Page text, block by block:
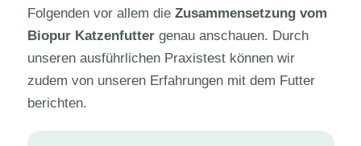
Folgenden vor allem die Zusammensetzung vom
Biopur Katzenfuttergenau anschauen. Durch
unseren ausführlichen Praxistest können wir
zudem von unseren Erfahrungen mit dem Futter
berichten.